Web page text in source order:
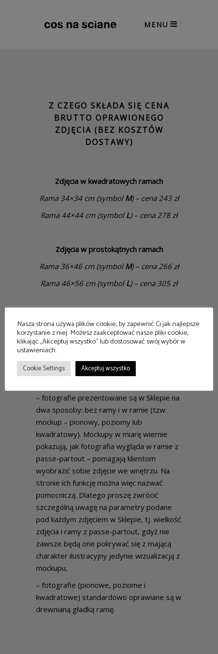
MENU
Z CZEGO SKŁADA SIĘ CENA
BRUTTO OPRAWIONEGO
ZDJĘCIA (BEZ KOSZTÓW
DOSTAWY)
Zdjęcia w kwadratowych ramach
Rama 34×34 cm (symbol M) – cena 243 zł
Rama 44×44 cm (symbol L) – cena 278 zł
Zdjęcia w prostokątnych ramach
Rama 36×46 cm (symbol M) – cena 266 zł
Rama 46×56 cm (symbol L) – cena 305 zł
Kilka uwag
– na zdjęciu znajdują się podpis autora oraz
– fotografie prezentowane są w Sklepie na
dwa sposoby: bez ramy i w ramie (tzw.
mockup – pionowy, poziomy lub
kwadratowy). Mockupy w miarę wiernie
pokazują, jak fotografia wygląda w ramie z
passe-partout – pomagają klientom
wyobrazić sobie zdjęcie we wnętrzu. Na
stronie ich funkcję można więc nazwać
pomocniczą. Dlatego proszę zwrócić
szczególną uwagę na parametry podane
pod każdym zdjęciem w Sklepie, tj. wielkość
zdjęcia i ramy z passe-partout, gdyż nie
zawsze będą one pokrywać się z mającą
charakter ilustracyjny jedynie wizualizacją z
mockupu,
– fotografie (pionowe, poziome i
kwadratowe) standardowo oprawiane są w
drewnianą gładką ramę.
Nasza strona używa plików cookie, by zapewnić Ci jak najlepsze
korzystanie z niej. Możesz zaakceptować nasze pliki cookie,
klikając „Akceptuj wszystko” lub dostosować swój wybór w
ustawieniach.
Cookie Settings Akceptuj wszystko